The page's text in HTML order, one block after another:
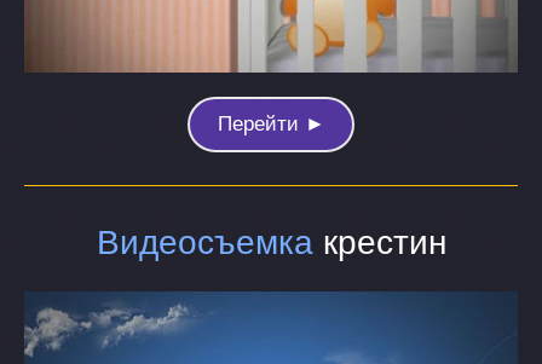
Перейти ►
Видеосъемкакрестин